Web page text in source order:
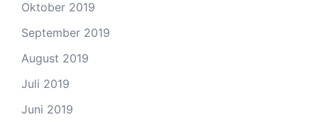
Oktober 2019
September 2019
August 2019
Juli 2019
Juni 2019